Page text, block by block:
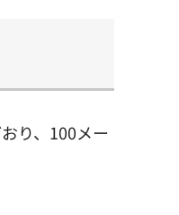
り、100メー